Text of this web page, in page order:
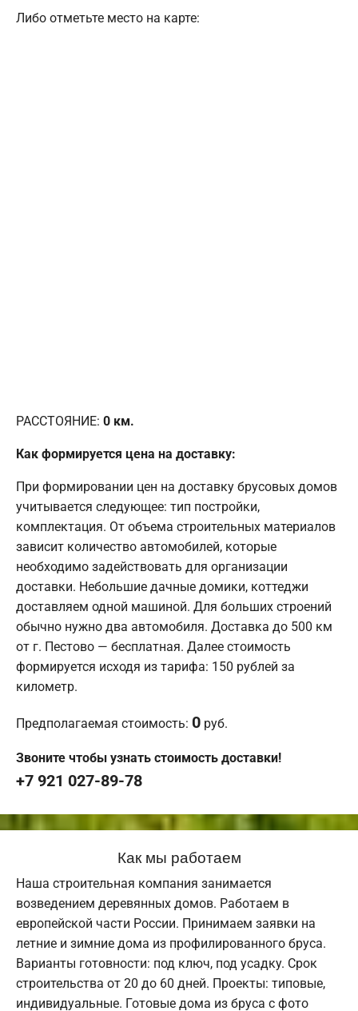
Либо отметьте место на карте:
РАССТОЯНИЕ: 0 км.
Как формируется цена на доставку:
При формировании цен на доставку брусовых домов
учитывается следующее: тип постройки,
комплектация. От объема строительных материалов
зависит количество автомобилей, которые
необходимо задействовать для организации
доставки. Небольшие дачные домики, коттеджи
доставляем одной машиной. Для больших строений
обычно нужно два автомобиля. Доставка до 500 км
от г. Пестово — бесплатная. Далее стоимость
формируется исходя из тарифа: 150 рублей за
километр.
Предполагаемая стоимость: 0 руб.
Звоните чтобы узнать стоимость доставки!
+7 921 027-89-78
Как мы работаем
Наша строительная компания занимается
возведением деревянных домов. Работаем в
европейской части России. Принимаем заявки на
летние и зимние дома из профилированного бруса.
Варианты готовности: под ключ, под усадку. Срок
строительства от 20 до 60 дней. Проекты: типовые,
индивидуальные. Готовые дома из бруса с фото